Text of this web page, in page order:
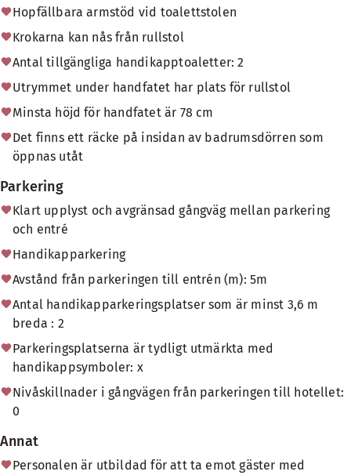
Hopfällbara armstöd vid toalettstolen
Krokarna kan nås från rullstol
Antal tillgängliga handikapptoaletter: 2
Utrymmet under handfatet har plats för rullstol
Minsta höjd för handfatet är 78 cm
Det finns ett räcke på insidan av badrumsdörren som
öppnas utåt
Parkering
Klart upplyst och avgränsad gångväg mellan parkering
och entré
Handikapparkering
Avstånd från parkeringen till entrén (m): 5m
Antal handikapparkeringsplatser som är minst 3,6 m
breda : 2
Parkeringsplatserna är tydligt utmärkta med
handikappsymboler: x
Nivåskillnader i gångvägen från parkeringen till hotellet:
0
Annat
Personalen är utbildad för att ta emot gäster med